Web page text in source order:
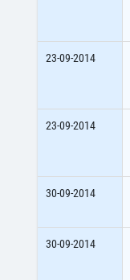
23-09-2014
23-09-2014
30-09-2014
30-09-2014